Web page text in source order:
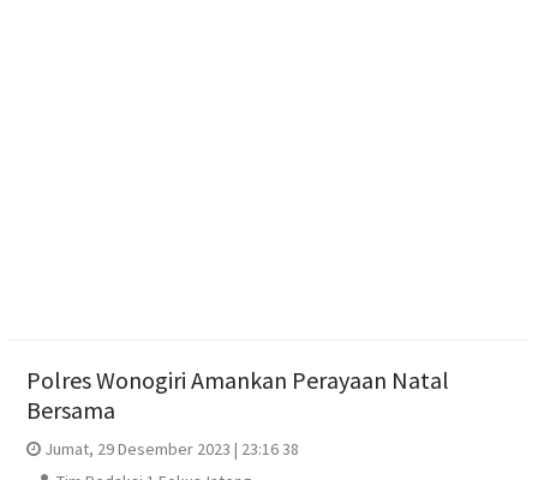
Polres Wonogiri Amankan Perayaan Natal
Bersama
Jumat, 29 Desember 2023 | 23:16 38